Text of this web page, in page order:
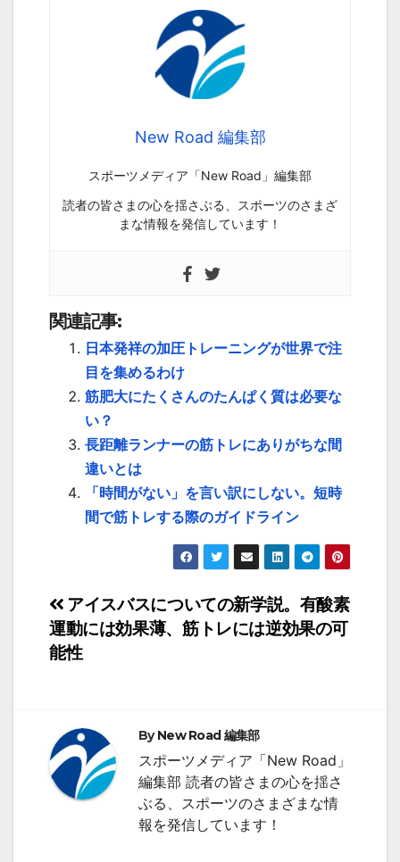
New Road 編集部
スポーツメディア「New Road」編集部
読者の皆さまの心を揺さぶる、スポーツのさまざ
まな情報を発信しています！
関連記事:
日本発祥の加圧トレーニングが世界で注
目を集めるわけ
筋肥大にたくさんのたんぱく質は必要な
い？
長距離ランナーの筋トレにありがちな間
違いとは
「時間がない」を言い訳にしない。短時
間で筋トレする際のガイドライン
投
稿
ゲ
ー
シ
アイスバスについての新学説。有酸素
運動には効果薄、筋トレには逆効果の可
能性
ByNew Road 編集部
スポーツメディア「New Road」
編集部 読者の皆さまの心を揺さ
ぶる、スポーツのさまざまな情
報を発信しています！